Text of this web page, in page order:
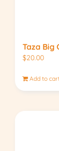
Taza Big
$20.00
Add to